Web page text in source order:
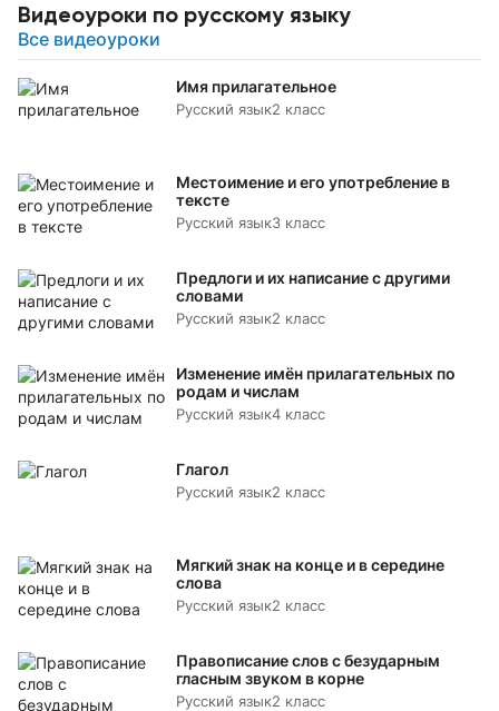
Видеоуроки по русскому языку
Все видеоуроки
Имя прилагательное
Русский язык2 класс
Местоимение и его употребление в
тексте
Русский язык3 класс
Предлоги и их написание с другими
словами
Русский язык2 класс
Изменение имён прилагательных по
родам и числам
Русский язык4 класс
Глагол
Русский язык2 класс
Мягкий знак на конце и в середине
слова
Русский язык2 класс
Правописание слов с безударным
гласным звуком в корне
Русский язык2 класс